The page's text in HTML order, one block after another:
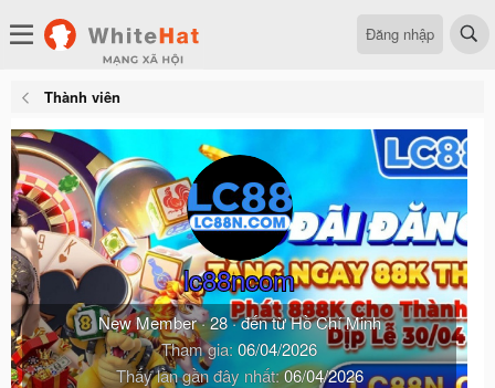
Đăng nhập
Thành viên
lc88ncom
New Member·28·đến từHồ Chí Minh
Tham gia 06/04/2026
Thấy lần gần đây nhất 06/04/2026